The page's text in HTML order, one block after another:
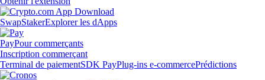
SwapStakerExplorer les dApps
PayPour commerçants
Inscription commerçant
Terminal de paiementSDK PayPlug-ins e-commercePrédictions